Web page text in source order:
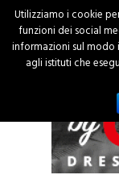
Utilizziamo i cookie
funzioni dei social
informazioni sul modo
agli istituti che